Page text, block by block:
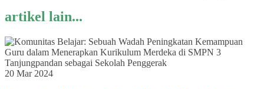
artikel lain...
20 Mar 2024